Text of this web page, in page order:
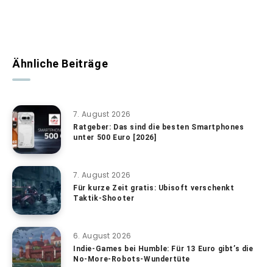
Ähnliche Beiträge
7. August 2026
Ratgeber: Das sind die besten Smartphones
unter 500 Euro [2026]
7. August 2026
Für kurze Zeit gratis: Ubisoft verschenkt
Taktik-Shooter
6. August 2026
Indie-Games bei Humble: Für 13 Euro gibt’s die
No-More-Robots-Wundertüte